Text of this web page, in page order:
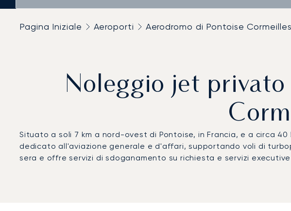
Pagina Iniziale Aeroporti Aerodromo di Pontoise Cormeilles
Noleggio jet
Situato a soli 7 km a nord-ovest di Pontoise, in Francia, e a circa
dedicato all'aviazione generale e d'affari, supportando voli di
sera e offre servizi di sdoganamento su richiesta e servizi executive